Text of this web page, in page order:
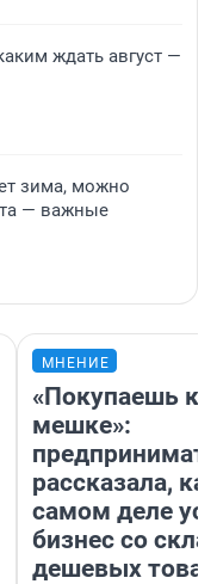
ждать август —
зима, можно
— важные
МНЕНИЕ
«Покупаешь
мешке»:
рассказала,
самом деле
бизнес со
дешевых